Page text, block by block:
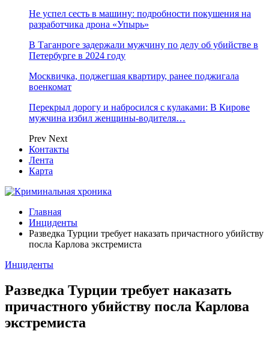
Не успел сесть в машину: подробности покушения на
разработчика дрона «Упырь»
В Таганроге задержали мужчину по делу об убийстве в
Петербурге в 2024 году
Москвичка, поджегшая квартиру, ранее поджигала
военкомат
Перекрыл дорогу и набросился с кулаками: В Кирове
мужчина избил женщины-водителя…
Prev Next
Контакты
Лента
Карта
Главная
Инциденты
Разведка Турции требует наказать причастного убийству
посла Карлова экстремиста
Инциденты
Разведка Турции требует наказать
причастного убийству посла Карлова
экстремиста